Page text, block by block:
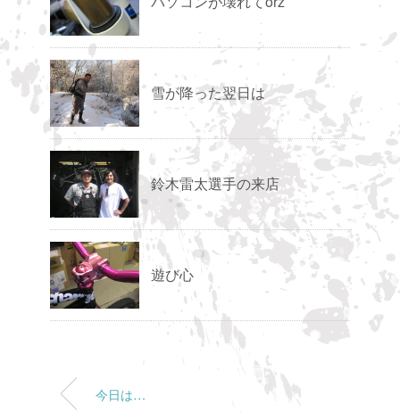
雪が降った翌日は
鈴木雷太選手の来店
遊び心
今日は…